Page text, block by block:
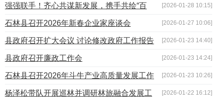
的生命力 [2026-01-28 10:15]
强强联手！齐心共谋新发展，携手共绘“百
亿”图 [2026-01-27 10:06]
石林县召开2026年新春企业家座谈会
[2026-01-23 14:40]
县政府召开扩大会议 讨论修改政府工作报告
与“十五五”规划纲要 [2026-01-23 14:24]
县政府召开廉政工作会
[2026-01-23 10:26]
石林县召开2026年斗牛产业高质量发展工作
推进会 [2026-01-22 16:12]
杨泽松带队开展巡林并调研林旅融合发展工